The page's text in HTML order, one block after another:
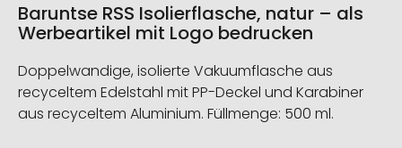
Baruntse RSS Isolierflasche, natur – als
Werbeartikel mit Logo bedrucken
Doppelwandige, isolierte Vakuumflasche aus
recyceltem Edelstahl mit PP-Deckel und Karabiner
aus recyceltem Aluminium. Füllmenge: 500 ml.